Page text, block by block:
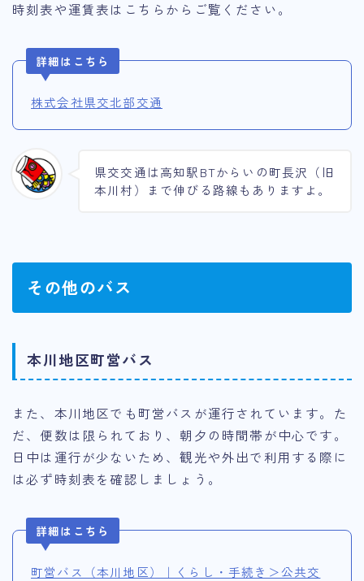
時刻表や運賃表はこちらからご覧ください。
詳細はこちら
株式会社県交北部交通
県交交通は高知駅BTからいの町長沢（旧
本川村）まで伸びる路線もありますよ。
その他のバス
本川地区町営バス
また、本川地区でも町営バスが運行されています。た
だ、便数は限られており、朝夕の時間帯が中心です。
日中は運行が少ないため、観光や外出で利用する際に
は必ず時刻表を確認しましょう。
詳細はこちら
町営バス（本川地区）｜くらし・手続き＞公共交